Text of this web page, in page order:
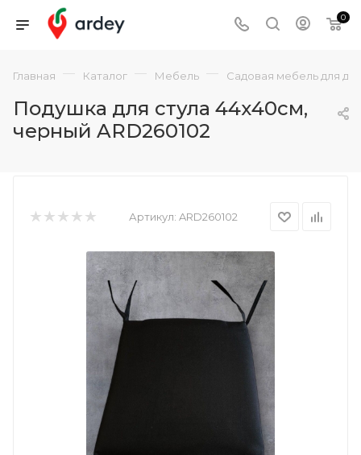
0
Главная — Каталог — Мебель — Садовая мебель для
Подушка для стула 44х40см,
черный ARD260102
Артикул: ARD260102